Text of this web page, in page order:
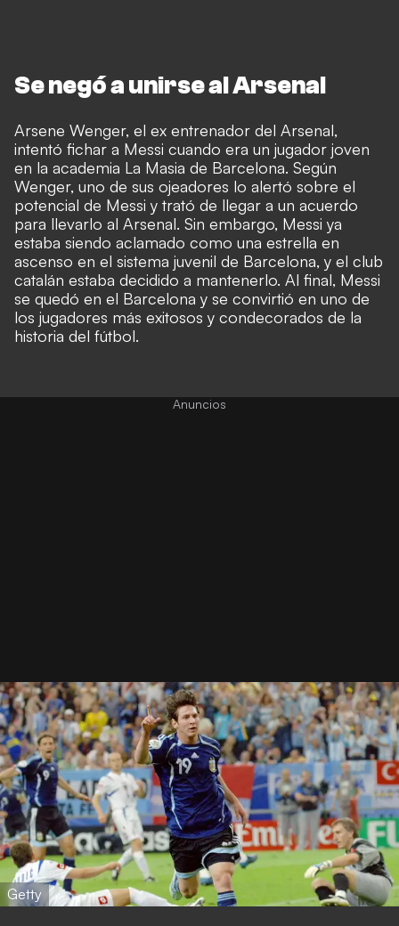
Se negó a unirse al Arsenal
Arsene Wenger, el ex entrenador del Arsenal,
intentó fichar a Messi cuando era un jugador joven
en la academia La Masia de Barcelona. Según
Wenger, uno de sus ojeadores lo alertó sobre el
potencial de Messi y trató de llegar a un acuerdo
para llevarlo al Arsenal. Sin embargo, Messi ya
estaba siendo aclamado como una estrella en
ascenso en el sistema juvenil de Barcelona, y el club
catalán estaba decidido a mantenerlo. Al final, Messi
se quedó en el Barcelona y se convirtió en uno de
los jugadores más exitosos y condecorados de la
historia del fútbol.
Getty